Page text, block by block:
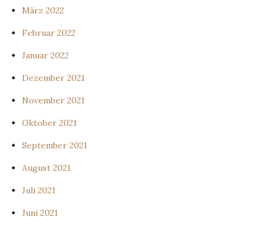
März 2022
Februar 2022
Januar 2022
Dezember 2021
November 2021
Oktober 2021
September 2021
August 2021
Juli 2021
Juni 2021